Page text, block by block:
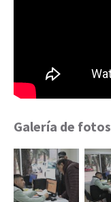
Galería de fotos